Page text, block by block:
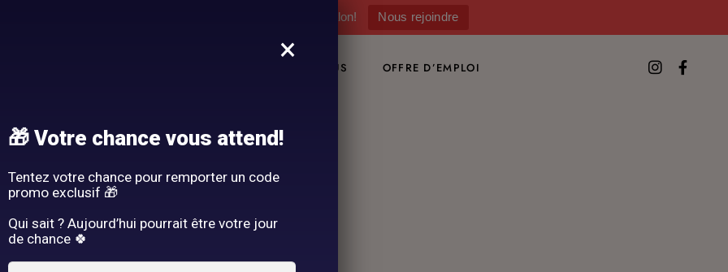
Hair By R! Nos cartes cadeau vous attendent au salon! Nous rejoindre
DEMANDE DE RENDEZ-VOUS OFFRE D’EMPLOI
18 JANVIER 2025
×
🎁 Votre chance vous attend!
Tentez votre chance pour remporter un code
promo exclusif 🎁
Qui sait ? Aujourd’hui pourrait être votre jour
de chance 🍀